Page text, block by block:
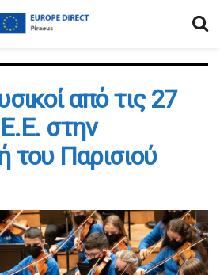
από τις 27
στην
του Παρισιού